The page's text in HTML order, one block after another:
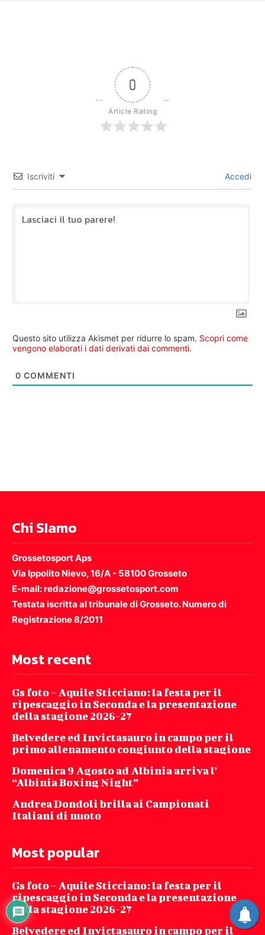
0
Article Rating
Iscriviti Accedi
Questo sito utilizza Akismet per ridurre lo spam. Scopri come
vengono elaborati i dati derivati dai commenti.
0 COMMENTI
Chi SIamo
Grossetosport Aps
Via Ippolito Nievo, 16/A - 58100 Grosseto
E-mail: redazione@grossetosport.com
Testata iscritta al tribunale di Grosseto. Numero di
Registrazione 8/2011
Most recent
Gs foto – Aquile Sticciano: la festa per il
ripescaggio in Seconda e la presentazione
della stagione 2026-27
Belvedere ed Invictasauro in campo per il
primo allenamento congiunto della stagione
Domenica 9 Agosto ad Albinia arriva l’
“Albinia Boxing Night”
Andrea Dondoli brilla ai Campionati
Italiani di nuoto
Most popular
Gs foto – Aquile Sticciano: la festa per il
ripescaggio in Seconda e la presentazione
della stagione 2026-27
Belvedere ed Invictasauro in campo per il